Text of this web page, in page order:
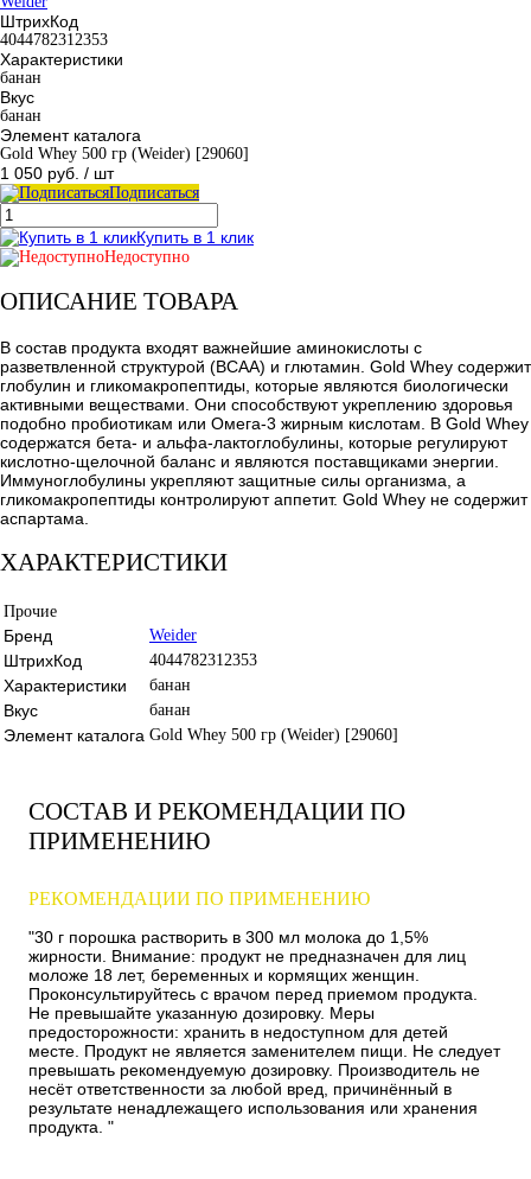
ШтрихКод
4044782312353
Характеристики
банан
Вкус
банан
Элемент каталога
Gold Whey 500 гр (Weider) [29060]
1 050 руб. / шт
Подписаться
Купить в 1 клик
Недоступно
ОПИСАНИЕ ТОВАРА
В состав продукта входят важнейшие аминокислоты с
разветвленной структурой (BCAA) и глютамин. Gold Whey содержит
глобулин и гликомакропептиды, которые являются биологически
активными веществами. Они способствуют укреплению здоровья
подобно пробиотикам или Омега-3 жирным кислотам. В Gold Whey
содержатся бета- и альфа-лактоглобулины, которые регулируют
кислотно-щелочной баланс и являются поставщиками энергии.
Иммуноглобулины укрепляют защитные силы организма, а
гликомакропептиды контролируют аппетит. Gold Whey не содержит
аспартама.
ХАРАКТЕРИСТИКИ
Прочие
Бренд Weider
ШтрихКод 4044782312353
Характеристики банан
Вкус банан
Элемент каталога Gold Whey 500 гр (Weider) [29060]
СОСТАВ И РЕКОМЕНДАЦИИ ПО
ПРИМЕНЕНИЮ
РЕКОМЕНДАЦИИ ПО ПРИМЕНЕНИЮ
"30 г порошка растворить в 300 мл молока до 1,5%
жирности. Внимание: продукт не предназначен для лиц
моложе 18 лет, беременных и кормящих женщин.
Проконсультируйтесь с врачом перед приемом продукта.
Не превышайте указанную дозировку. Меры
предосторожности: хранить в недоступном для детей
месте. Продукт не является заменителем пищи. Не следует
превышать рекомендуемую дозировку. Производитель не
несёт ответственности за любой вред, причинённый в
результате ненадлежащего использования или хранения
продукта. "